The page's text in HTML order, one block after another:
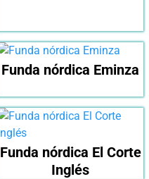
Funda nórdica Eminza
Funda nórdica El Corte
Inglés